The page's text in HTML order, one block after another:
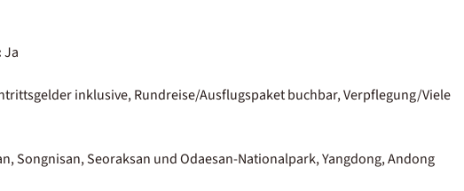
Ja
inklusive, Rundreise/Ausflugspaket buchbar, Verpflegung/Viele
Songnisan, Seoraksan und Odaesan-Nationalpark, Yangdong, Andong